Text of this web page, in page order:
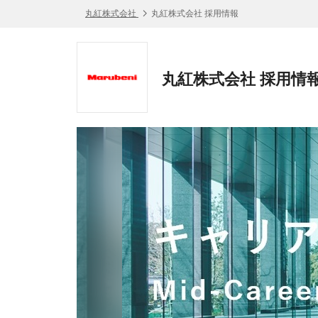
丸紅株式会社 丸紅株式会社 採用情報
丸紅株式会社 採用情